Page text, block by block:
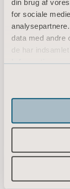
din brug af
for sociale
data med andre
de har
Stacy
sig,